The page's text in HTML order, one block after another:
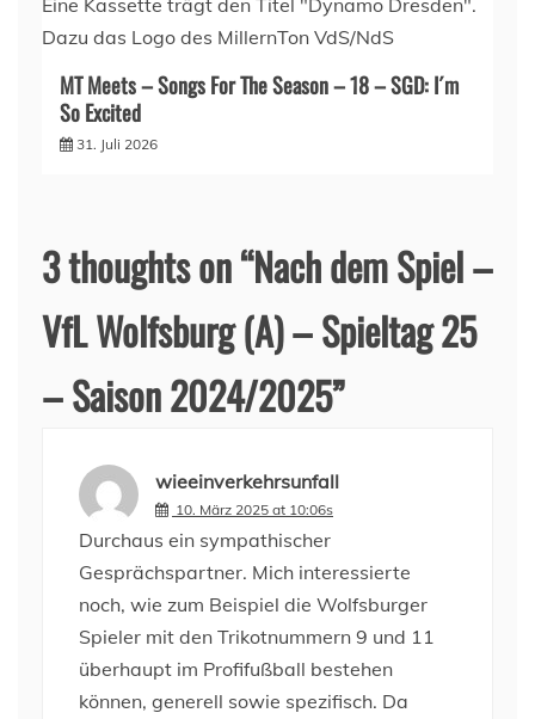
MT Meets – Songs For The Season – 18 – SGD: I´m
So Excited
31. Juli 2026
3 thoughts on “Nach dem Spiel –
VfL Wolfsburg (A) – Spieltag 25
– Saison 2024/2025”
wieeinverkehrsunfall
10. März 2025 at 10:06s
Durchaus ein sympathischer
Gesprächspartner. Mich interessierte
noch, wie zum Beispiel die Wolfsburger
Spieler mit den Trikotnummern 9 und 11
überhaupt im Profifußball bestehen
können, generell sowie spezifisch. Da